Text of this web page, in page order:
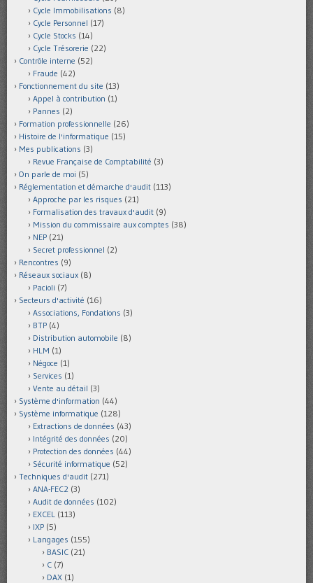
Cycle Immobilisations (8)
Cycle Personnel (17)
Cycle Stocks (14)
Cycle Trésorerie (22)
Contrôle interne (52)
Fraude (42)
Fonctionnement du site (13)
Appel à contribution (1)
Pannes (2)
Formation professionnelle (26)
Histoire de l'informatique (15)
Mes publications (3)
Revue Française de Comptabilité (3)
On parle de moi (5)
Réglementation et démarche d'audit (113)
Approche par les risques (21)
Formalisation des travaux d'audit (9)
Mission du commissaire aux comptes (38)
NEP (21)
Secret professionnel (2)
Rencontres (9)
Réseaux sociaux (8)
Pacioli (7)
Secteurs d'activité (16)
Associations, Fondations (3)
BTP (4)
Distribution automobile (8)
HLM (1)
Négoce (1)
Services (1)
Vente au détail (3)
Système d'information (44)
Système informatique (128)
Extractions de données (43)
Intégrité des données (20)
Protection des données (44)
Sécurité informatique (52)
Techniques d'audit (271)
ANA-FEC2 (3)
Audit de données (102)
EXCEL (113)
IXP (5)
Langages (155)
BASIC (21)
C (7)
DAX (1)